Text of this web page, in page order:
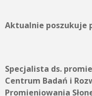
Aktualnie poszukuje
Specjalista ds.
Centrum Badań i
Promieniowania